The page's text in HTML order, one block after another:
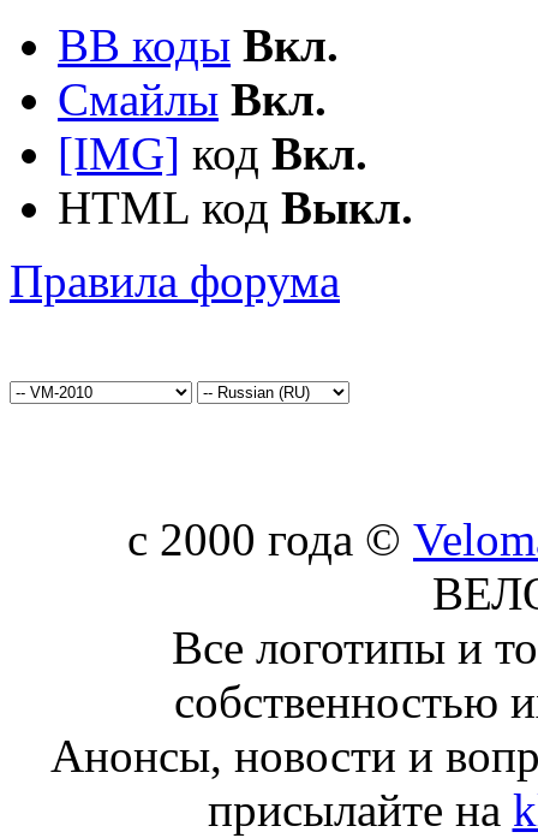
BB коды Вкл.
Смайлы Вкл.
[IMG] код Вкл.
HTML код Выкл.
Правила форума
c 2000 года ©
Все логотипы и
собственностью
Анонсы, новости и
присылайте на